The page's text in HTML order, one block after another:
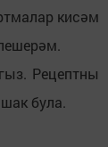
кисәм
Рецептны
була.